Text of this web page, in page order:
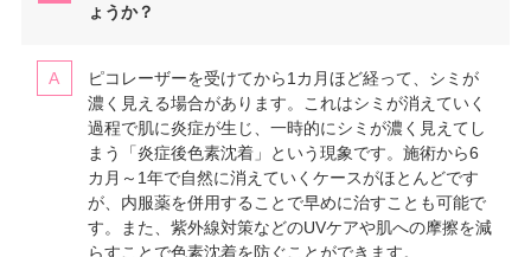
ょうか？
ピコレーザーを受けてから1カ月ほど経って、シミが
濃く見える場合があります。これはシミが消えていく
過程で肌に炎症が生じ、一時的にシミが濃く見えてし
まう「炎症後色素沈着」という現象です。施術から6
カ月～1年で自然に消えていくケースがほとんどです
が、内服薬を併用することで早めに治すことも可能で
す。また、紫外線対策などのUVケアや肌への摩擦を減
らすことで色素沈着を防ぐことができます。